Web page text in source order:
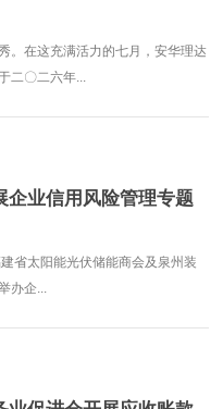
。在这充满活力的七月，安华理达
二〇二六年...
企业信用风险管理专题
省太阳能光伏储能商会及泉州装
办企...